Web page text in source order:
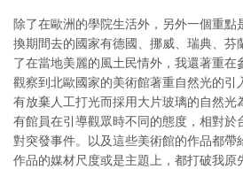
除了在歐洲的學院生活外，另外一個重點
換期間去的國家有德國、挪威、瑞典、芬
了在當地美麗的風土民情外，我還著重在
觀察到北歐國家的美術館著重自然光的引
有放棄人工打光而採用大片玻璃的自然光
有館員在引導觀眾時不同的態度，相對於
對突發事件。以及這些美術館的作品都帶
作品的媒材尺度或是主題上，都打破我原